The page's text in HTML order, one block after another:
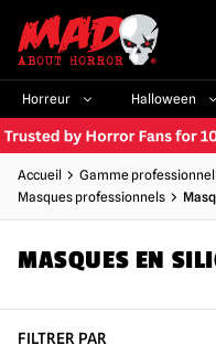
Horreur Halloween
Accueil
Gamme
Masques professionnels
MASQUES EN
FILTRER PAR